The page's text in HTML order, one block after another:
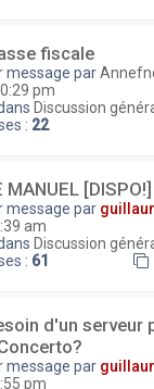
fiscale
message par
pm
Discussion
: 22
MANUEL [DISPO!]
message par
am
Discussion
: 61
d'un serveur
message par
pm